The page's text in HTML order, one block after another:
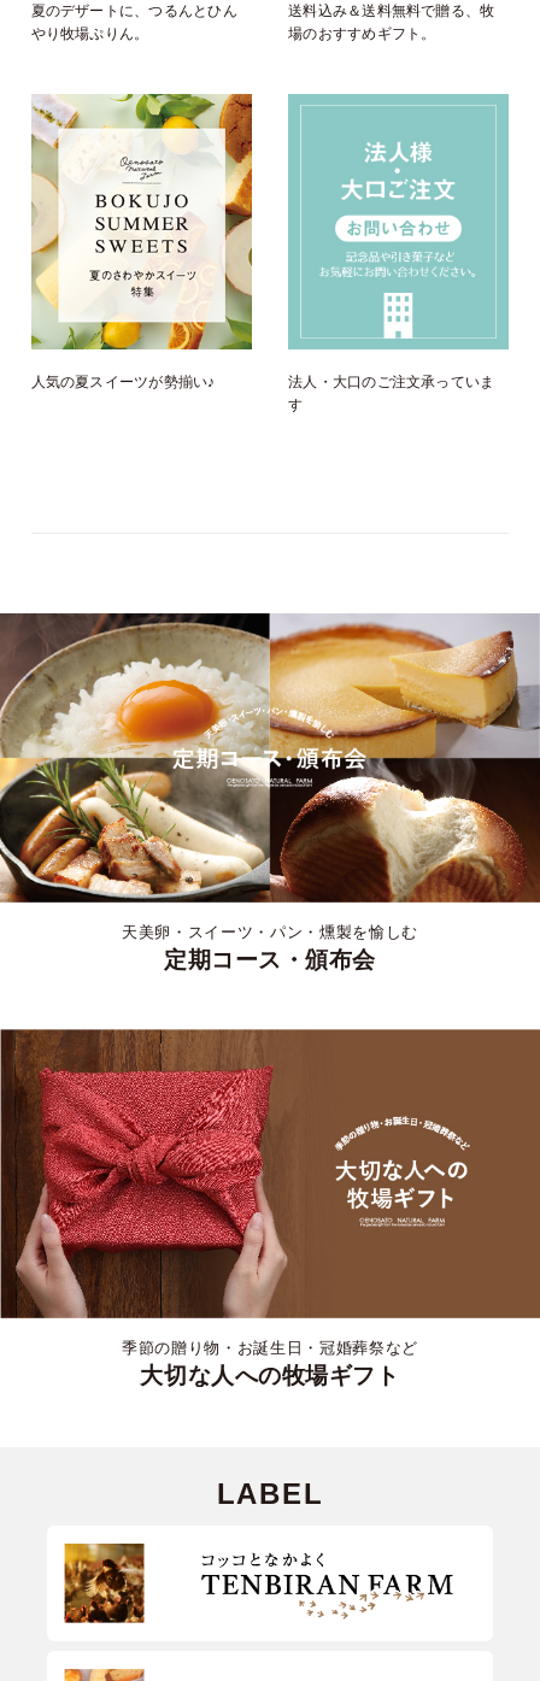
夏のデザートに、つるんとひん
やり牧場ぷりん。
送料込み＆送料無料で贈る、牧
場のおすすめギフト。
人気の夏スイーツが勢揃い♪
法人・大口のご注文承っていま
す
天美卵・スイーツ・パン・燻製を愉しむ
定期コース・頒布会
季節の贈り物・お誕生日・冠婚葬祭など
大切な人への牧場ギフト
LABEL